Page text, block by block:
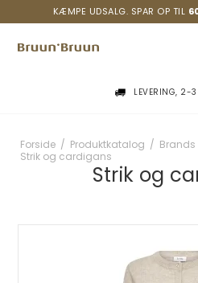
KÆMPE UDSALG. SPAR OP TIL
LEVERING, 2-3
Forside / Produktkatalog / Brands
Strik og cardigans
Strik og